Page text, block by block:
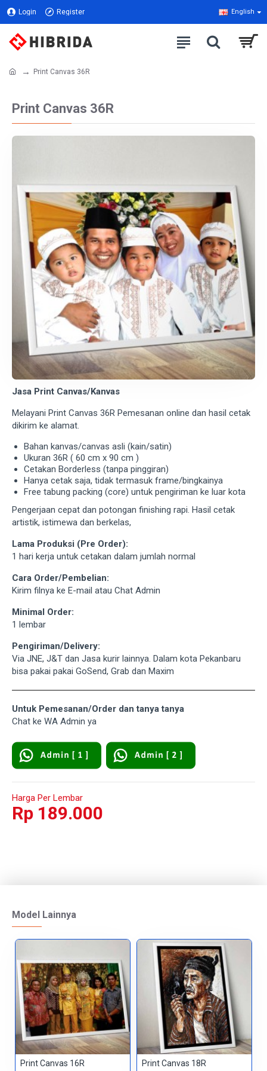
Login Register English
Print Canvas 36R
Print Canvas 36R
Jasa Print Canvas/Kanvas
Melayani Print Canvas 36R Pemesanan online dan hasil cetak
dikirim ke alamat.
Bahan kanvas/canvas asli (kain/satin)
Ukuran 36R ( 60 cm x 90 cm )
Cetakan Borderless (tanpa pinggiran)
Hanya cetak saja, tidak termasuk frame/bingkainya
Free tabung packing (core) untuk pengiriman ke luar kota
Pengerjaan cepat dan potongan finishing rapi. Hasil cetak
artistik, istimewa dan berkelas,
Lama Produksi (Pre Order):
1 hari kerja untuk cetakan dalam jumlah normal
Cara Order/Pembelian:
Kirim filnya ke E-mail atau Chat Admin
Minimal Order:
1 lembar
Pengiriman/Delivery:
Via JNE, J&T dan Jasa kurir lainnya. Dalam kota Pekanbaru
bisa pakai pakai GoSend, Grab dan Maxim
Untuk Pemesanan/Order dan tanya tanya
Chat ke WA Admin ya
Harga Per Lembar
Rp 189.000
Model Lainnya
Print Canvas 16R Print Canvas 18R